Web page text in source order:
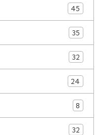
45
35
32
24
8
32